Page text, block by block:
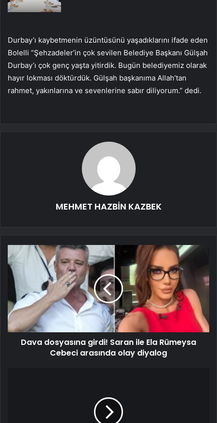
Durbay’ı kaybetmenin üzüntüsünü yaşadıklarını ifade eden
Bolelli “Şehzadeler’in çok sevilen Belediye Başkanı Gülşah
Durbay’ı çok genç yaşta yitirdik. Bugün belediyemiz olarak
hayır lokması döktürdük. Gülşah başkanıma Allah’tan
rahmet, yakınlarına ve sevenlerine sabır diliyorum.” dedi.
MEHMET HAZBİN KAZBEK
Dava dosyasına girdi! Saran ile Ela Rümeysa
Cebeci arasında olay diyalog